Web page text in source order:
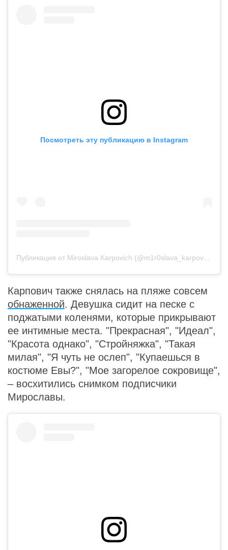
Посмотреть эту публикацию в Instagram
Публикация от Miroslava Karpovich (@m1r0slava_karpovich)
Карпович также снялась на пляже совсем
обнаженной. Девушка сидит на песке с
поджатыми коленями, которые прикрывают
ее интимные места. "Прекрасная", "Идеал",
"Красота однако", "Стройняжка", "Такая
милая", "Я чуть не ослеп", "Купаешься в
костюме Евы?", "Мое загорелое сокровище",
– восхитились снимком подписчики
Мирославы.